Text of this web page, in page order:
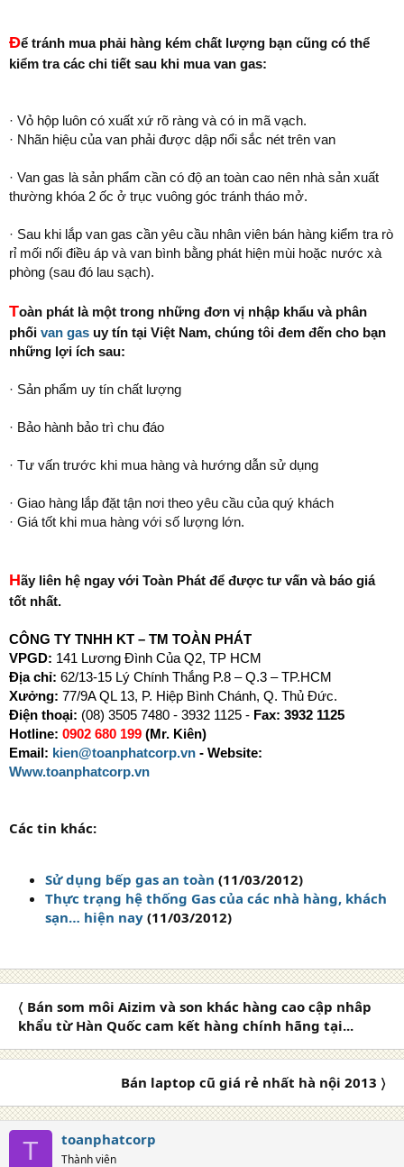
Để tránh mua phải hàng kém chất lượng bạn cũng có thể
kiểm tra các chi tiết sau khi mua van gas:
· Vỏ hộp luôn có xuất xứ rõ ràng và có in mã vạch.
· Nhãn hiệu của van phải được dập nổi sắc nét trên van
· Van gas là sản phẩm cần có độ an toàn cao nên nhà sản xuất
thường khóa 2 ốc ở trục vuông góc tránh tháo mở.
· Sau khi lắp van gas cần yêu cầu nhân viên bán hàng kiểm tra rò
rỉ mối nối điều áp và van bình bằng phát hiện mùi hoặc nước xà
phòng (sau đó lau sạch).
Toàn phát là một trong những đơn vị nhập khẩu và phân
phối van gas uy tín tại Việt Nam, chúng tôi đem đến cho bạn
những lợi ích sau:
· Sản phẩm uy tín chất lượng
· Bảo hành bảo trì chu đáo
· Tư vấn trước khi mua hàng và hướng dẫn sử dụng
· Giao hàng lắp đặt tận nơi theo yêu cầu của quý khách
· Giá tốt khi mua hàng với số lượng lớn.
Hãy liên hệ ngay với Toàn Phát để được tư vấn và báo giá
tốt nhất.
CÔNG TY TNHH KT – TM TOÀN PHÁT
VPGD: 141 Lương Đình Của Q2, TP HCM
Địa chỉ: 62/13-15 Lý Chính Thắng P.8 – Q.3 – TP.HCM
Xưởng: 77/9A QL 13, P. Hiệp Bình Chánh, Q. Thủ Đức.
Điện thoại: (08) 3505 7480 - 3932 1125 - Fax: 3932 1125
Hotline: 0902 680 199 (Mr. Kiên)
Email: kien@toanphatcorp.vn - Website:
Www.toanphatcorp.vn
Các tin khác:
Sử dụng bếp gas an toàn (11/03/2012)
Thực trạng hệ thống Gas của các nhà hàng, khách
sạn… hiện nay (11/03/2012)
〈 Bán som môi Aizim và son khác hàng cao cập nhâp
khẩu từ Hàn Quốc cam kết hàng chính hãng tại...
Bán laptop cũ giá rẻ nhất hà nội 2013 〉
T toanphatcorp
Thành viên